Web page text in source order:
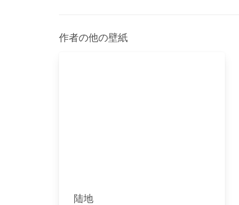
作者の他の壁紙
陆地